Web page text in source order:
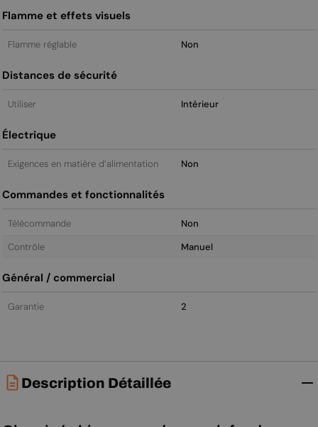
Flamme et effets visuels
Flamme réglable Non
Distances de sécurité
Utiliser Intérieur
Électrique
Exigences en matière d’alimentation Non
Commandes et fonctionnalités
Télécommande
Non
Contrôle
Manuel
Général / commercial
Garantie 2
Description Détaillée